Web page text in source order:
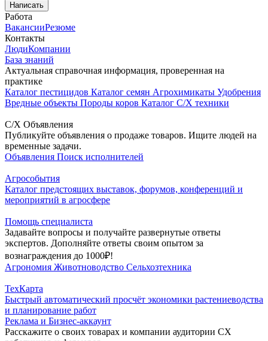
Написать
Работа
ВакансииРезюме
Контакты
ЛюдиКомпании
База знаний
Актуальная справочная информация, проверенная на
практике
Каталог пестицидов Каталог семян Агрохимикаты Удобрения
Вредные объекты Породы коров Каталог С/Х техники
С/Х Объявления
Публикуйте объявления о продаже товаров. Ищите людей на
временные задачи.
Объявления Поиск исполнителей
Агрособытия
Каталог предстоящих выставок, форумов, конференций и
мероприятий в агросфере
Помощь специалиста
Задавайте вопросы и получайте развернутые ответы
экспертов. Дополняйте ответы своим опытом за
вознаграждения до 1000₽!
Агрономия Животноводство Сельхозтехника
ТехКарта
Быстрый автоматический просчёт экономики растениеводства
и планирование работ
Реклама и Бизнес-аккаунт
Расскажите о своих товарах и компании аудитории СХ